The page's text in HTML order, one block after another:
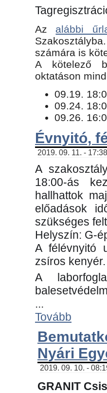
Az alábbi
számára is
​A kötelező
oktatáson
09.19.
09.24.
09.26.
Évnyitó,
2019. 09. 11. -
A
18:00-ás
hallhattok
előadások
szükséges
Helyszín: G-
A félévnyitó
zsíros kenyér.
A
...
Tovább
Nyári
2019. 09. 10. -
GRANIT